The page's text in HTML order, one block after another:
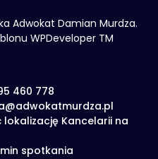
Adwokat Damian Murdza.
WPDeveloper TM
460 778
Kancelarii na
spotkania